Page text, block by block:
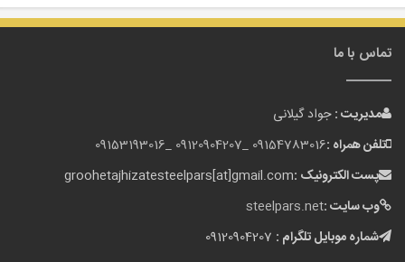
تماس با ما
مدیریت :جواد گیلانی
تلفن همراه :09154783016 _
09120904207 _
09153193016
پست الکترونیک :groohetajhizatesteelpars[at]gmail.com
وب سایت :steelpars.net
شماره موبایل تلگرام :